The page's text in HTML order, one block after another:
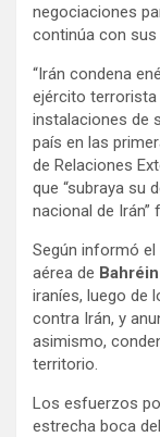
negociaciones
continúa con sus
“Irán condena
ejército terrorista
instalaciones de
país en las
de Relaciones
que “subraya su
nacional de Irán”
Según informó
aérea de Bahréin
iraníes, luego de
contra Irán, y
asimismo,
territorio.
Los esfuerzos
estrecha boca